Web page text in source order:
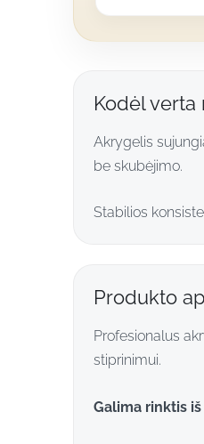
Kodėl verta
Akrygelis
be skubėjimo.
Stabilios
Produkto
Profesionalus
stiprinimui.
Galima rinktis iš